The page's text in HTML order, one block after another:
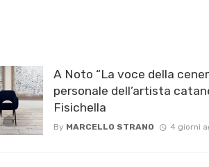
A Noto “La voce della
personale dell’artista
Fisichella
By MARCELLO STRANO 4 giorni